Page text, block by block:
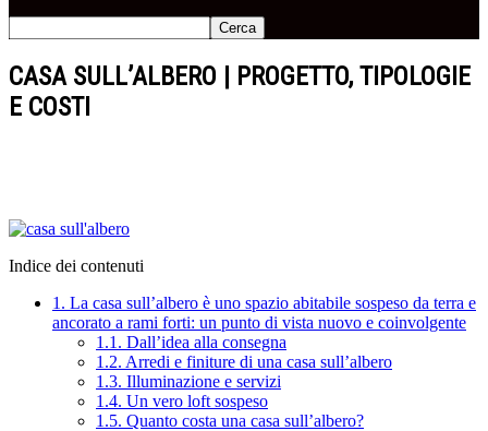
CASA SULL’ALBERO | PROGETTO, TIPOLOGIE
E COSTI
Indice dei contenuti
1. La casa sull’albero è uno spazio abitabile sospeso da terra e
ancorato a rami forti: un punto di vista nuovo e coinvolgente
1.1. Dall’idea alla consegna
1.2. Arredi e finiture di una casa sull’albero
1.3. Illuminazione e servizi
1.4. Un vero loft sospeso
1.5. Quanto costa una casa sull’albero?